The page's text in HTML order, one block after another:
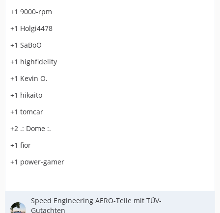
+1 9000-rpm
+1 Holgi4478
+1 SaBoO
+1 highfidelity
+1 Kevin O.
+1 hikaito
+1 tomcar
+2 .: Dome :.
+1 fior
+1 power-gamer
Speed Engineering AERO-Teile mit TÜV-
Gutachten